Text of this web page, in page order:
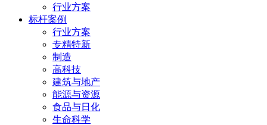
行业方案
标杆案例
行业方案
专精特新
制造
高科技
建筑与地产
能源与资源
食品与日化
生命科学